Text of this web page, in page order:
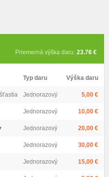
Priemerná výška daru: 23.76 €
Typ daru Výška daru
Jednorazový 5,00 €
Jednorazový 10,00 €
Jednorazový 20,00 €
Jednorazový 30,00 €
Jednorazový 15,00 €